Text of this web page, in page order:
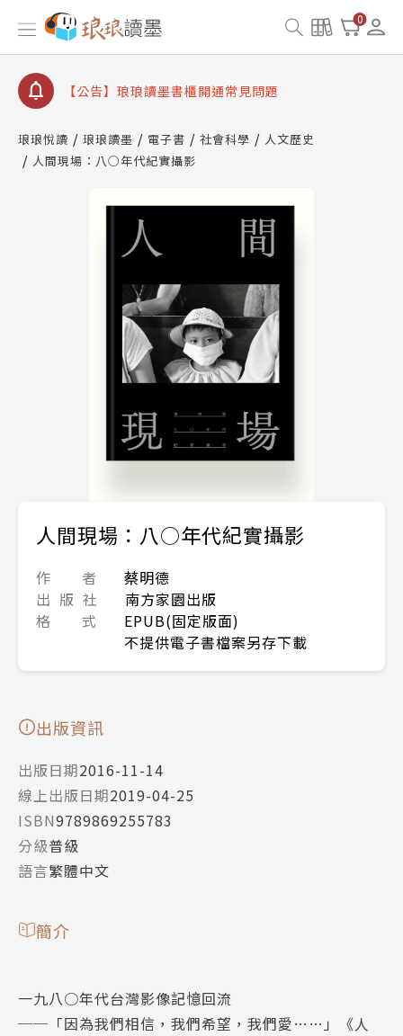
0
【公告】琅琅書店服務升級重要說明及資產合併結果
查詢
【公告】琅琅讀墨數位閱讀資產合併與書櫃開通申請
【公告】琅琅讀墨書櫃開通常見問題
請圖文教學
【公告】琅琅書店服務升級重要說明及資產合併結果
查詢
琅琅悅讀 琅琅讀墨 電子書 社會科學
人文歷史
人間現場：八○年代紀實攝影
人間現場：八○年代紀實攝影
作 者
蔡明德
出 版 社
南方家園出版
格 式
EPUB(固定版面)
不提供電子書檔案另存下載
出版資訊
出版日期2016-11-14
線上出版日期2019-04-25
ISBN9789869255783
分級普級
語言繁體中文
簡介
一九八○年代台灣影像記憶回流
──「因為我們相信，我們希望，我們愛……」《人